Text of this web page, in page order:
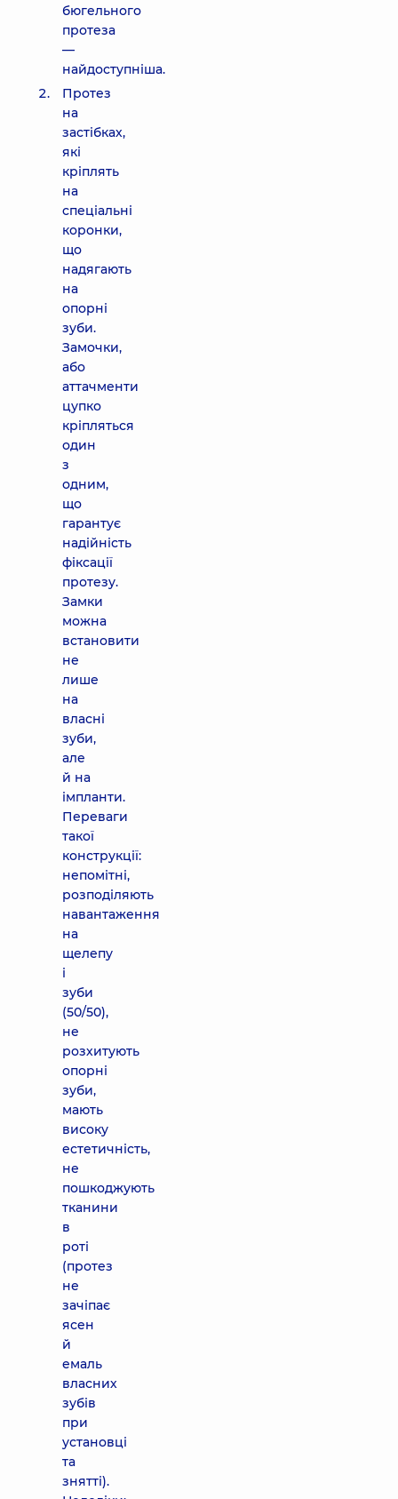
бюгельного
протеза
—
найдоступніша.
Протез
на
застібках,
які
кріплять
на
спеціальні
коронки,
що
надягають
на
опорні
зуби.
Замочки,
або
аттачменти
цупко
кріпляться
один
з
одним,
що
гарантує
надійність
фіксації
протезу.
Замки
можна
встановити
не
лише
на
власні
зуби,
але
й на
імпланти.
Переваги
такої
конструкції:
непомітні,
розподіляють
навантаження
на
щелепу
і
зуби
(50/50),
не
розхитують
опорні
зуби,
мають
високу
естетичність,
не
пошкоджують
тканини
в
роті
(протез
не
зачіпає
ясен
й
емаль
власних
зубів
при
установці
та
знятті).